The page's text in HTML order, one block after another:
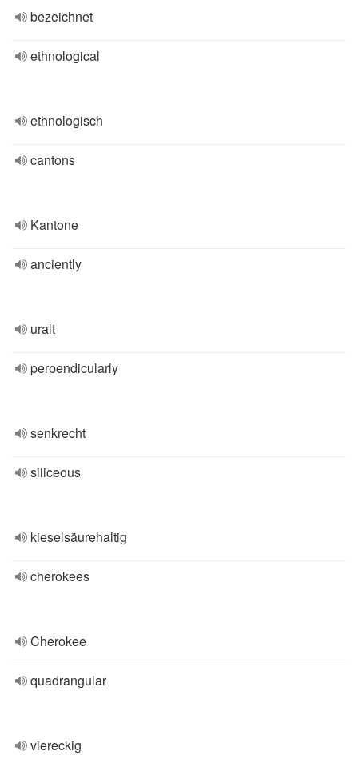
bezeichnet
ethnological
ethnologisch
cantons
Kantone
anciently
uralt
perpendicularly
senkrecht
siliceous
kieselsäurehaltig
cherokees
Cherokee
quadrangular
viereckig